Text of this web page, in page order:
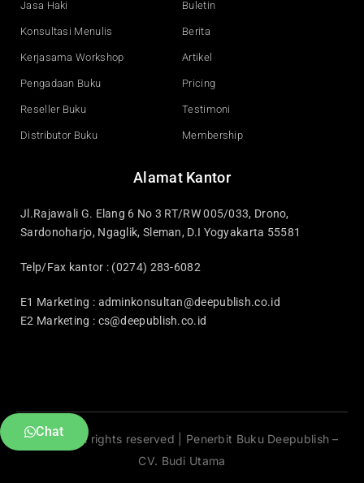
Jasa Haki
Konsultasi Menulis
Kerjasama Workshop
Pengadaan Buku
Reseller Buku
Distributor Buku
Buletin
Berita
Artikel
Pricing
Testimoni
Membership
Alamat Kantor
Jl.Rajawali G. Elang 6 No 3 RT/RW 005/033, Drono,
Sardonoharjo, Ngaglik, Sleman, D.I Yogyakarta 55581
Telp/Fax kantor : (0274) 283-6082
E1 Marketing : adminkonsultan@deepublish.co.id
E2 Marketing : cs@deepublish.co.id
© 2026 All rights reserved | Penerbit Buku Deepublish –
CV. Budi Utama
Chat